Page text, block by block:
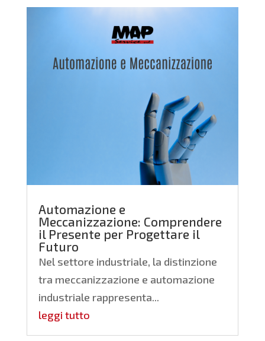
Automazione e
Meccanizzazione: Comprendere
il Presente per Progettare il
Futuro
Nel settore industriale, la distinzione
tra meccanizzazione e automazione
industriale rappresenta...
leggi tutto